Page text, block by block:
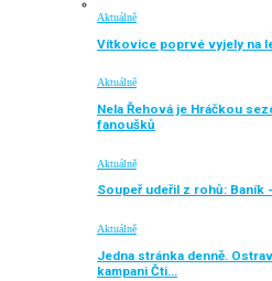
Aktuálně
Vítkovice poprvé vyjely na
Aktuálně
Nela Řehová je Hráčkou
fanoušků
Aktuálně
Soupeř udeřil z rohů: Baník
Aktuálně
Jedna stránka denně.
kampani Čti…